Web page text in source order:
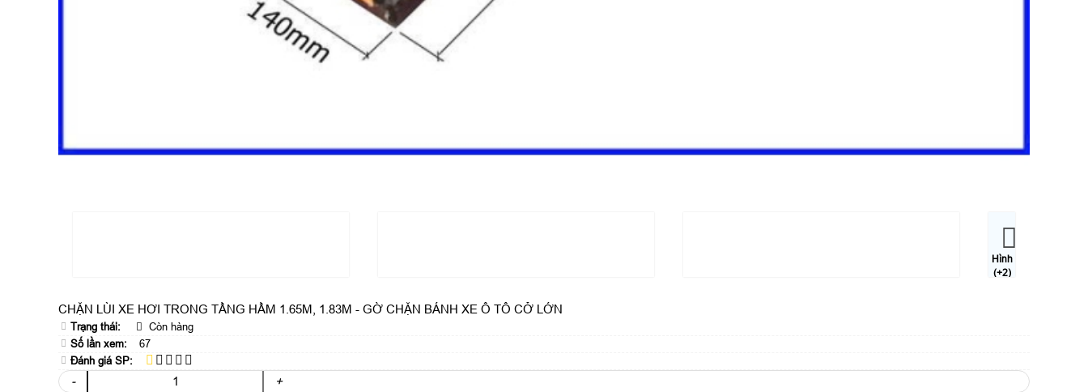
Hình
(+2)
CHẶN LÙI XE HƠI TRONG TẦNG HẦM 1.65M, 1.83M - GỜ CHẶN BÁNH XE Ô TÔ CỞ LỚN
Trạng thái:
Còn hàng
Số lần xem:
67
Đánh giá SP:
- +